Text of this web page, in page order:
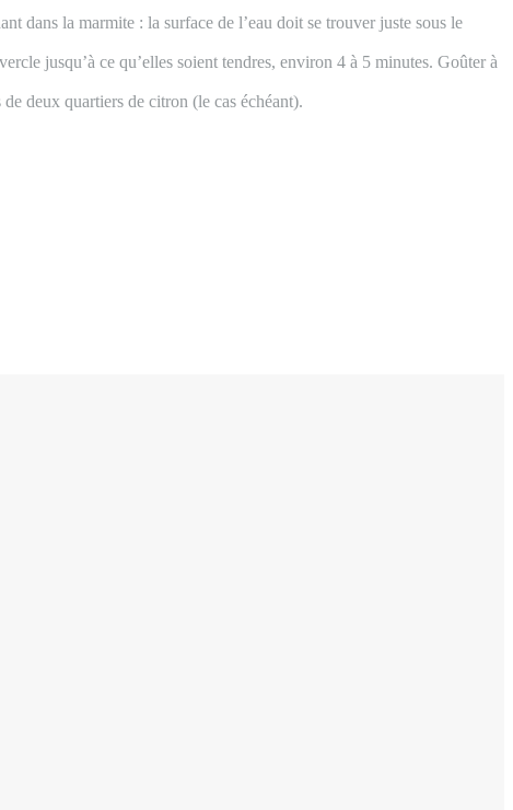
dans la marmite : la surface de l’eau doit se trouver juste sous le
jusqu’à ce qu’elles soient tendres, environ 4 à 5 minutes. Goûter à
deux quartiers de citron (le cas échéant).